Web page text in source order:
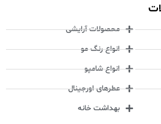
محصولات آرایشی
انواع رنگ مو
انواع شامپو
عطرهای اورجینال
بهداشت خانه